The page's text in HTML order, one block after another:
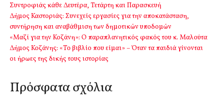
Συντροφιάς κάθε Δευτέρα, Τετάρτη και Παρασκευή
Δήμος Καστοριάς: Συνεχείς εργασίες για την αποκατάσταση,
συντήρηση και αναβάθμιση των δημοτικών υποδομών
«Μαζί για την Κοζάνη»: Ο παραπλανητικός φακός του κ. Μαλούτα
Δήμος Κοζάνης: «Το βιβλίο που είμαι» – Όταν τα παιδιά γίνονται
οι ήρωες της δικής τους ιστορίας
Πρόσφατα σχόλια